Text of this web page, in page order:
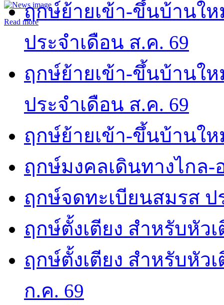
Read moreฤกษ์ย้ายเข้า-ขึ้นบ้านใ
ประจำเดือน ส.ค. 69
ฤกษ์ย้ายเข้า-ขึ้นบ้านใ
ประจำเดือน ส.ค. 69
ฤกษ์ย้ายเข้า-ขึ้นบ้านให
ฤกษ์มงคลเดินทางไกล-
ฤกษ์จดทะเบียนสมรส ป
ฤกษ์ตั้งเตียง สำหรับหัว
ฤกษ์ตั้งเตียง สำหรับหัว
ก.ค. 69